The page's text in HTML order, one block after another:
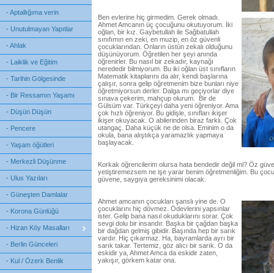
- Aptallığıma verin
- Unutulmayan Yapıtlar
- Ahlak
- Laiklik ve Eğitim
- Tarihin Gölgesinde
- Bir Ressamın Yaşamı
- Düşün Düşün
- Pencere
- Yaşam öğütleri
- Merkezli Düşünme
- Ulus Yazıları
- Güneşten Damlalar
- Korona Günlüğü
- Hizan Köy Masalları
- Berlin Günceleri
- Kul / Özerk Benlik
Ben evlerine hiç girmedim. Gerek olmadı.
Ahmet Amcanın üç çocuğunu okutuyorum. İki
oğlan, bir kız. Gaybetullah ile Sağbatullah
sınıfımın en zeki, en muzip, en öz güvenli
çocuklarından. Onların üstün zekalı olduğunu
düşünüyorum. Öğretilen her şeyi anında
öğrenirler. Bu nasıl bir zekadır, kaynağı
nerededir bilmiyorum. Bu iki oğlan üst sınıfların
Matematik kitaplarını da alır, kendi başlarına
çalışır, sonra gelip öğretmenim bize bunları niye
öğretmiyorsun derler. Dalga mı geçiyorlar diye
sınava çekerim, mahçup olurum. Bir de
Gülsüm var. Türkçeyi daha yeni öğreniyor. Ama
çok hızlı öğreniyor. Bu gidişle, sınıfları ikişer
ikişer okuyacak. O abilerinden biraz farklı. Çok
utangaç. Daha küçük ne de olsa. Eminim o da
okula, bana alıştıkça yaramazlık yapmaya
başlayacak.
Korkak öğrencilerim olursa hata bendedir değil mi? Öz
yetiştiremezsem ne işe yarar benim öğretmenliğim. Bu
güvene, saygıya gereksinimi olacak.
Ahmet amcanın çocukları şanslı yine de. O
çocuklarını hiç dövmez. Ödevlerini yapsınlar
ister. Gelip bana nasıl okuduklarını sorar. Çok
sevgi dolu bir insandır. Başka bir çağdan başka
bir dağdan gelmiş gibidir. Başında hep bir sarık
vardır. Hiç çıkarmaz. Ha, bayramlarda ayrı bir
sarık takar. Tertemiz, göz alıcı bir sarık. O da
eskidir ya, Ahmet Amca da eskidir zaten,
yakışır, görkem katar ona.